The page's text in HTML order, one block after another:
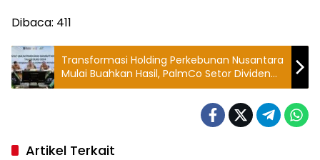
Dibaca: 411
Transformasi Holding Perkebunan Nusantara
Mulai Buahkan Hasil, PalmCo Setor Dividen
Rp 1,5 Triliun
Artikel Terkait